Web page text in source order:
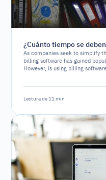
¿Cuánto tiempo se
As companies seek to simplify
billing software has gained
However, is using billing
Lectura de 11 min